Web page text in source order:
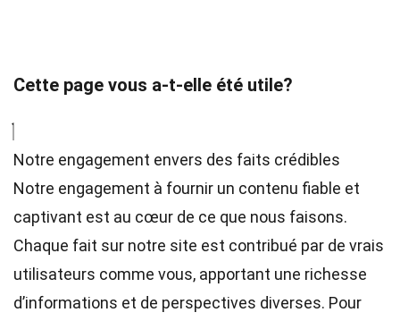
Cette page vous a-t-elle été utile?
Notre engagement envers des faits crédibles
Notre engagement à fournir un contenu fiable et
captivant est au cœur de ce que nous faisons.
Chaque fait sur notre site est contribué par de vrais
utilisateurs comme vous, apportant une richesse
d’informations et de perspectives diverses. Pour